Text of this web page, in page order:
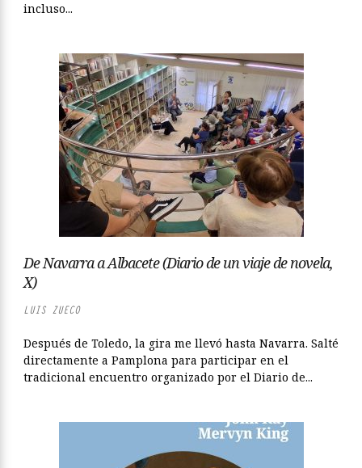
incluso...
De Navarra a Albacete (Diario de un viaje de novela,
X)
LUIS ZUECO
Después de Toledo, la gira me llevó hasta Navarra. Salté
directamente a Pamplona para participar en el
tradicional encuentro organizado por el Diario de...